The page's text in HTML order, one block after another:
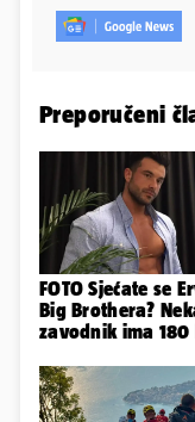
Preporučeni
FOTO Sjećate se
Big Brothera?
zavodnik ima 180